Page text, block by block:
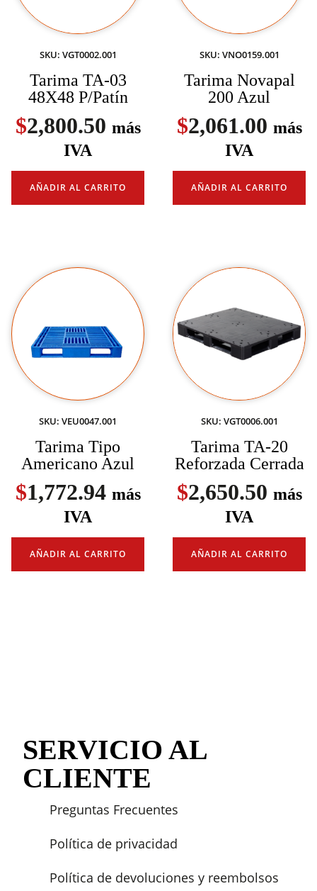
SKU: VGT0002.001
Tarima TA-03
48X48 P/Patín
$2,800.50 más
IVA
AÑADIR AL CARRITO
SKU: VNO0159.001
Tarima Novapal
200 Azul
$2,061.00 más
IVA
AÑADIR AL CARRITO
SKU: VEU0047.001
Tarima Tipo
Americano Azul
$1,772.94 más
IVA
AÑADIR AL CARRITO
SKU: VGT0006.001
Tarima TA-20
Reforzada Cerrada
$2,650.50 más
IVA
AÑADIR AL CARRITO
SERVICIO AL
CLIENTE
Preguntas Frecuentes
Política de privacidad
Política de devoluciones y reembolsos